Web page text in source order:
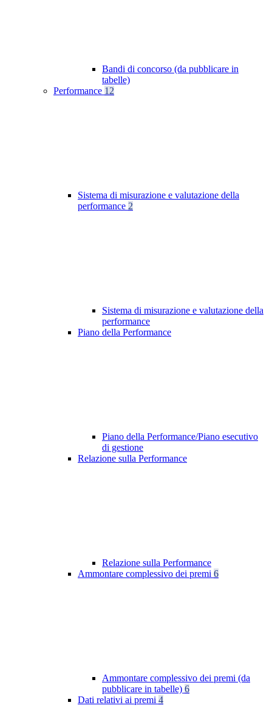
Bandi di concorso (da pubblicare in
tabelle)
Performance 12
Sistema di misurazione e valutazione della
performance 2
Sistema di misurazione e valutazione della
performance
Piano della Performance
Piano della Performance/Piano esecutivo
di gestione
Relazione sulla Performance
Relazione sulla Performance
Ammontare complessivo dei premi 6
Ammontare complessivo dei premi (da
pubblicare in tabelle) 6
Dati relativi ai premi 4